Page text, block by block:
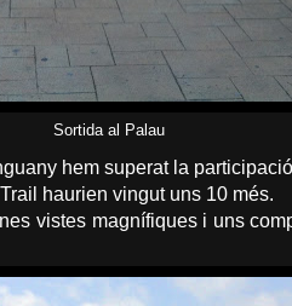
Sortida al Palau
hem superat la
haurien vingut uns 10 més.
vistes magnífiques i uns